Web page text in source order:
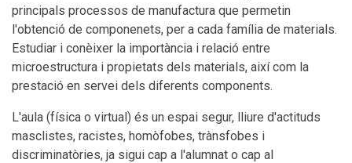
principals processos de manufactura que permetin
l'obtenció de componenets, per a cada família de materials.
Estudiar i conèixer la importància i relació entre
microestructura i propietats dels materials, així com la
prestació en servei dels diferents components.
L'aula (física o virtual) és un espai segur, lliure d'actituds
masclistes, racistes, homòfobes, trànsfobes i
discriminatòries, ja sigui cap a l'alumnat o cap al